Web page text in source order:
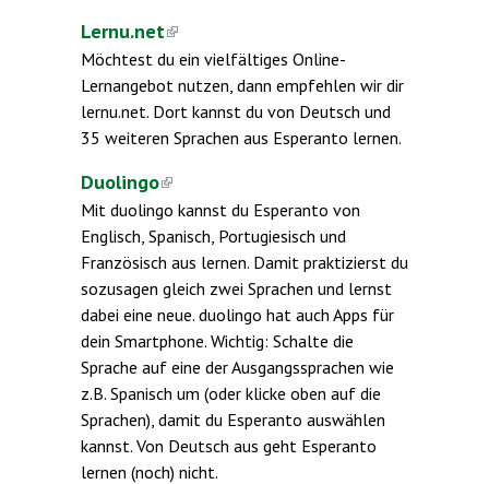
Lernu.net(link is external)
Möchtest du ein vielfältiges Online-
Lernangebot nutzen, dann empfehlen wir dir
lernu.net. Dort kannst du von Deutsch und
35 weiteren Sprachen aus Esperanto lernen.
Duolingo(link is external)
Mit duolingo kannst du Esperanto von
Englisch, Spanisch, Portugiesisch und
Französisch aus lernen. Damit praktizierst du
sozusagen gleich zwei Sprachen und lernst
dabei eine neue. duolingo hat auch Apps für
dein Smartphone. Wichtig: Schalte die
Sprache auf eine der Ausgangssprachen wie
z.B. Spanisch um (oder klicke oben auf die
Sprachen), damit du Esperanto auswählen
kannst. Von Deutsch aus geht Esperanto
lernen (noch) nicht.